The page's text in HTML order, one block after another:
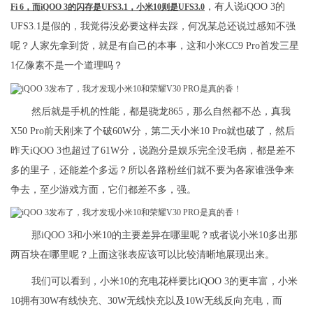
Fi 6，而iQOO 3的闪存是UFS3.1，小米10则是UFS3.0 ，有人说iQOO 3的
UFS3.1是假的，我觉得没必要这样去踩，何况某总还说过感知不强
呢？人家先拿到货，就是有自己的本事，这和小米CC9 Pro首发三星
1亿像素不是一个道理吗？
然后就是手机的性能，都是骁龙865，那么自然都不怂，真我
X50 Pro前天刚来了个破60W分，第二天小米10 Pro就也破了，然后
昨天iQOO 3也超过了61W分，说跑分是娱乐完全没毛病，都是差不
多的里子，还能差个多远？所以各路粉丝们就不要为各家谁强争来
争去，至少游戏方面，它们都差不多，强。
那iQOO 3和小米10的主要差异在哪里呢？或者说小米10多出那
两百块在哪里呢？上面这张表应该可以比较清晰地展现出来。
我们可以看到，小米10的充电花样要比iQOO 3的更丰富，小米
10拥有30W有线快充、30W无线快充以及10W无线反向充电，而